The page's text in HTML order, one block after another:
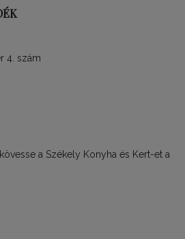
4. szám
a Székely Konyha és Kert-et a